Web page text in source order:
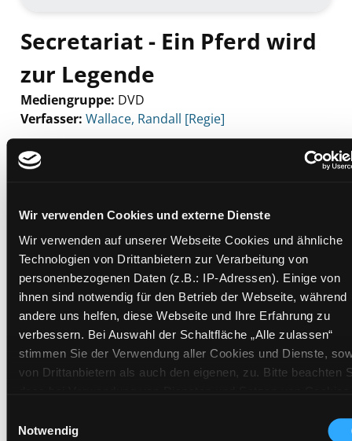
Wir verwenden Cookies und externe Dienste
Wir verwenden auf unserer Webseite Cookies und ähnliche
Technologien von Drittanbietern zur Verarbeitung von
personenbezogenen Daten (z.B.: IP-Adressen). Einige von
ihnen sind notwendig für den Betrieb der Webseite, während
andere uns helfen, diese Webseite und Ihre Erfahrung zu
verbessern. Bei Auswahl der Schaltfläche „Alle zulassen“
stimmen Sie der Verwendung aller Cookies und Dienste,
von Drittanbietern als auch den eigenen, zu. Bitte beachten
(Länder außerhalb des EWR ohne adäquates
Notwendig
Secretariat - Ein Pferd wird
zur Legende
Mediengruppe: DVD
Verfasser: Suche nach diesem Verfasser
Wallace, Randall [Regie]
Beschreibung ein-/ausblenden
Exemplare
Zweigstelle: Mediathek
Signatur: TV.DG SEC
Standort 2: Ausleihe
Status:Verfügbar
Frist: